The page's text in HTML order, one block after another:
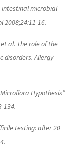
intestinal microbial
2008;24:11-16.
al. The role of the
disorders. Allergy
Hypothesis”
134.
testing: after 20